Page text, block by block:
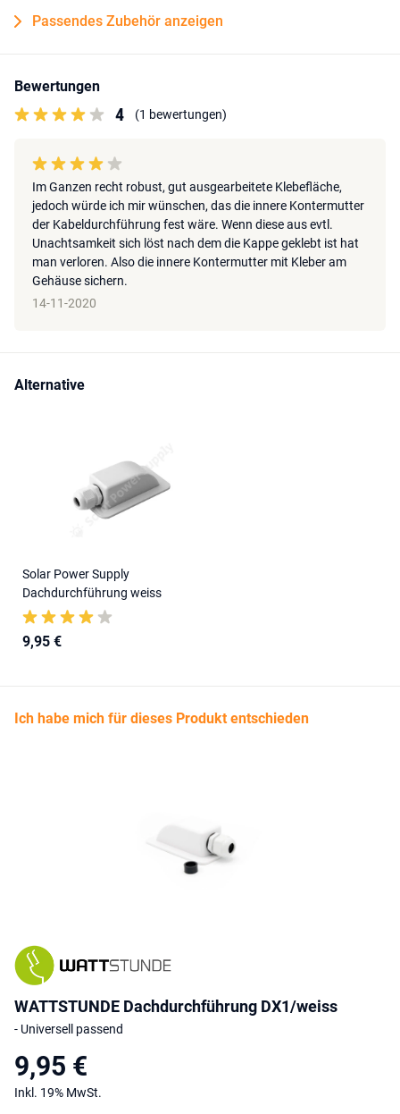
Passendes Zubehör anzeigen
Bewertungen
4 (1 bewertungen)
Im Ganzen recht robust, gut ausgearbeitete Klebefläche,
jedoch würde ich mir wünschen, das die innere Kontermutter
der Kabeldurchführung fest wäre. Wenn diese aus evtl.
Unachtsamkeit sich löst nach dem die Kappe geklebt ist hat
man verloren. Also die innere Kontermutter mit Kleber am
Gehäuse sichern.
14-11-2020
Alternative
Solar Power Supply
Dachdurchführung weiss
9,95 €
Ich habe mich für dieses Produkt entschieden
WATTSTUNDE Dachdurchführung DX1/weiss
- Universell passend
9,95 €
Inkl. 19% MwSt.